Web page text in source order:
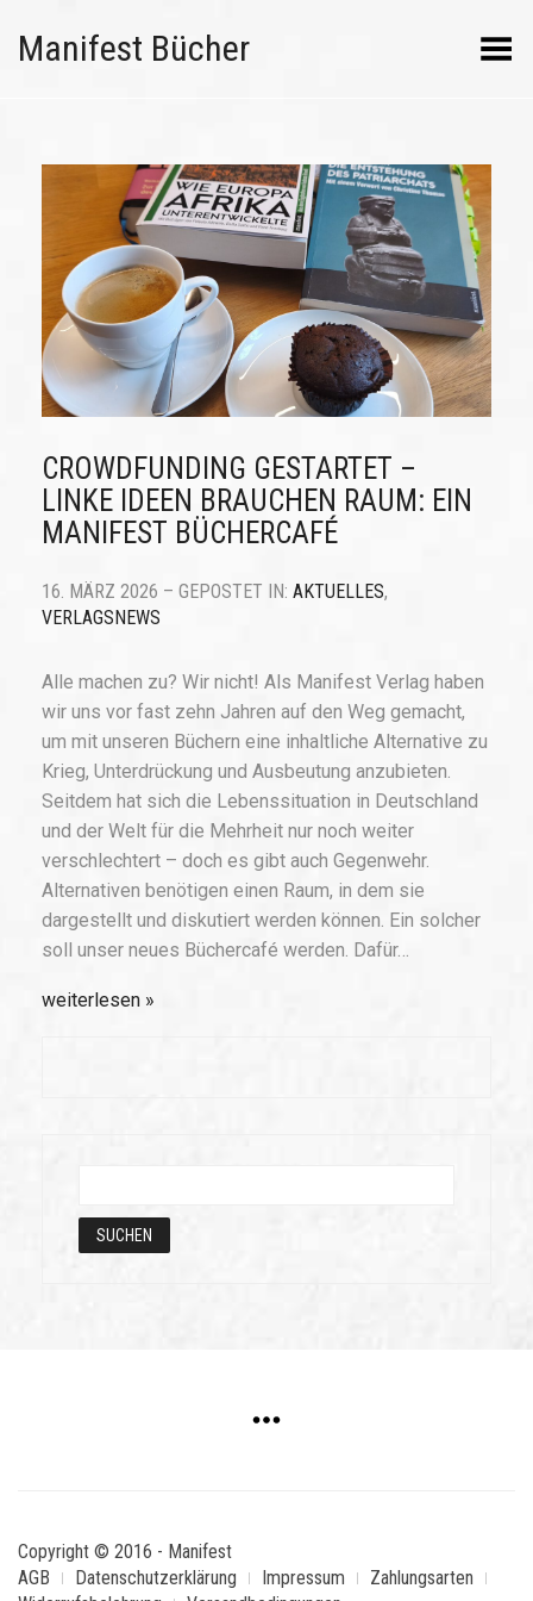
Manifest Bücher Menü umschalten
CROWDFUNDING GESTARTET –
LINKE IDEEN BRAUCHEN RAUM: EIN
MANIFEST BÜCHERCAFÉ
16. MÄRZ 2026 – GEPOSTET IN: AKTUELLES,
VERLAGSNEWS
Alle machen zu? Wir nicht! Als Manifest Verlag haben
wir uns vor fast zehn Jahren auf den Weg gemacht,
um mit unseren Büchern eine inhaltliche Alternative zu
Krieg, Unterdrückung und Ausbeutung anzubieten.
Seitdem hat sich die Lebenssituation in Deutschland
und der Welt für die Mehrheit nur noch weiter
verschlechtert – doch es gibt auch Gegenwehr.
Alternativen benötigen einen Raum, in dem sie
dargestellt und diskutiert werden können. Ein solcher
soll unser neues Büchercafé werden. Dafür…
weiterlesen
Copyright © 2016 - Manifest
AGB
Datenschutzerklärung Impressum
Zahlungsarten